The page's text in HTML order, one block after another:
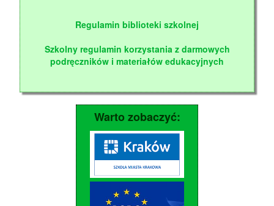
Regulamin biblioteki szkolnej
Szkolny regulamin korzystania z darmowych
podręczników i materiałów edukacyjnych
Warto zobaczyć: